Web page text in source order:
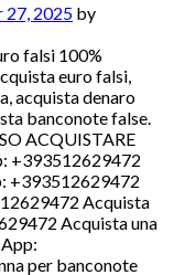
27, 2025 by
falsi 100%
euro falsi,
acquista denaro
banconote false.
ACQUISTARE
+393512629472
+393512629472
Acquista
Acquista una
per banconote